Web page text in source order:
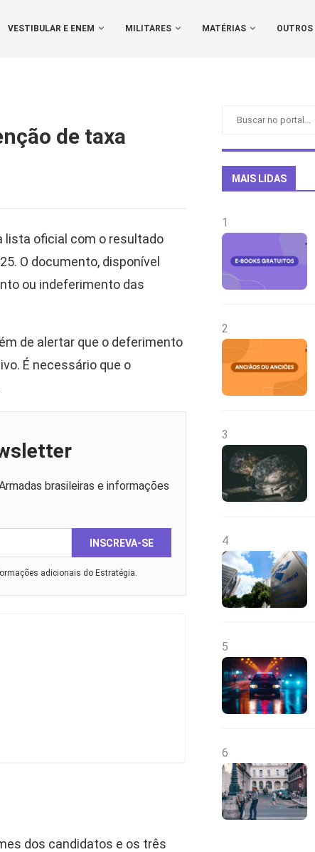
VESTIBULAR E ENEM MILITARES MATÉRIAS OUTROS
de taxa
lista oficial com o resultado
O documento, disponível
ou indeferimento das
de alertar que o deferimento
É necessário que o
brasileiras e informações
INSCREVA-SE
adicionais do Estratégia.
dos candidatos e os três
MAIS LIDAS
1
2
3
4
5
6